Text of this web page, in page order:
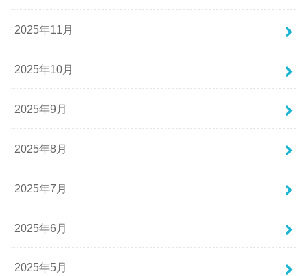
2025年11月
2025年10月
2025年9月
2025年8月
2025年7月
2025年6月
2025年5月